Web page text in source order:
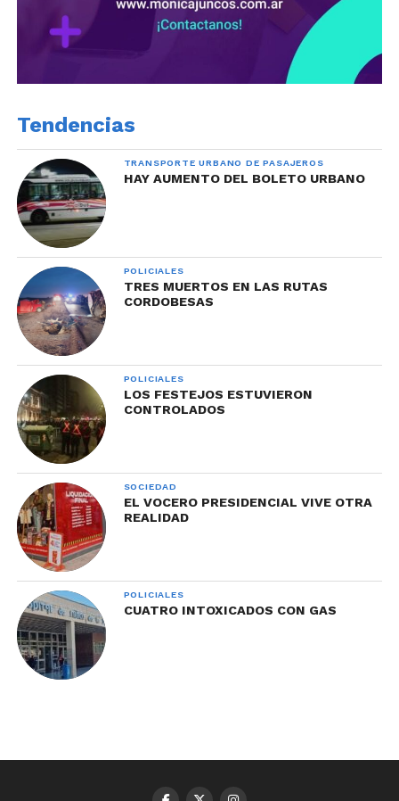
Tendencias
TRANSPORTE URBANO DE PASAJEROS
HAY AUMENTO DEL BOLETO URBANO
POLICIALES
TRES MUERTOS EN LAS RUTAS
CORDOBESAS
POLICIALES
LOS FESTEJOS ESTUVIERON
CONTROLADOS
SOCIEDAD
EL VOCERO PRESIDENCIAL VIVE OTRA
REALIDAD
POLICIALES
CUATRO INTOXICADOS CON GAS